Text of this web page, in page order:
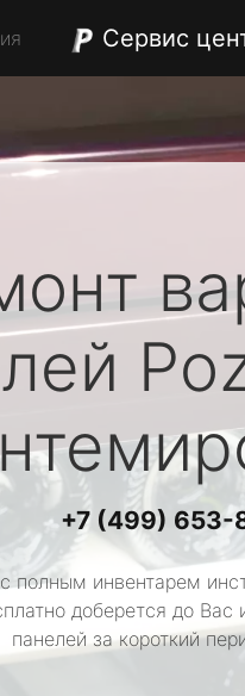
Сервис
+7 (499) 653-
полным инвентарем
доберется до Вас
панелей за короткий